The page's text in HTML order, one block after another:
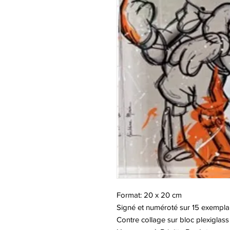
Format: 20 x 20 cm
Signé et numéroté sur 15
Contre collage sur bloc plexiglass